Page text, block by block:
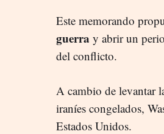
Este memorando
guerra y abrir un
del conflicto.
A cambio de levantar
iraníes congelados,
Estados Unidos.